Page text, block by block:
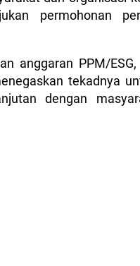
permohonan
anggaran PPM/
tekadnya
dengan